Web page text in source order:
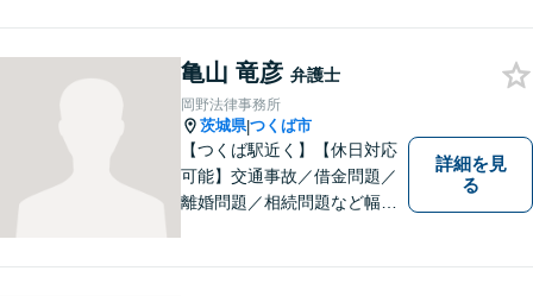
たら、お気軽にご相談くださ
い！【毎日対応◎】
亀山 竜彦 弁護士
岡野法律事務所
茨城県|つくば市
【つくば駅近く】【休日対応
可能】交通事故／借金問題／
離婚問題／相続問題など幅広
詳細を見
る